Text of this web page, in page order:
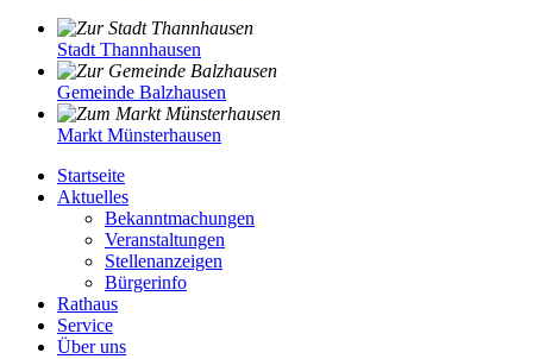
Stadt Thannhausen
Gemeinde Balzhausen
Markt Münsterhausen
Startseite
Aktuelles
Bekanntmachungen
Veranstaltungen
Stellenanzeigen
Bürgerinfo
Rathaus
Service
Über uns